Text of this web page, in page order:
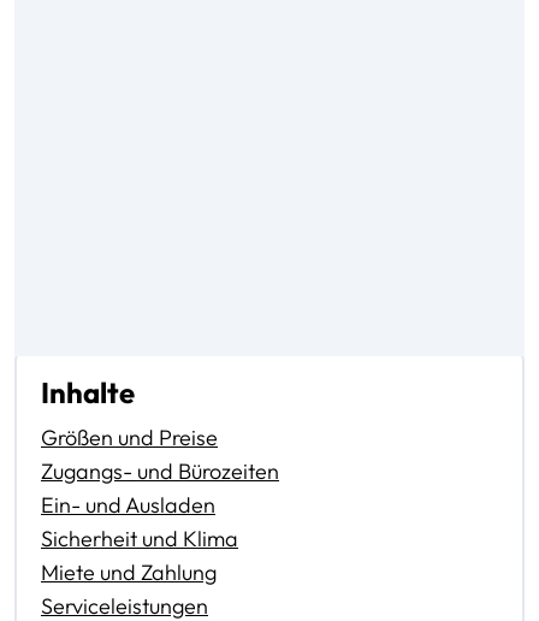
Inhalte
Größen und Preise
Zugangs- und Bürozeiten
Ein- und Ausladen
Sicherheit und Klima
Miete und Zahlung
Serviceleistungen